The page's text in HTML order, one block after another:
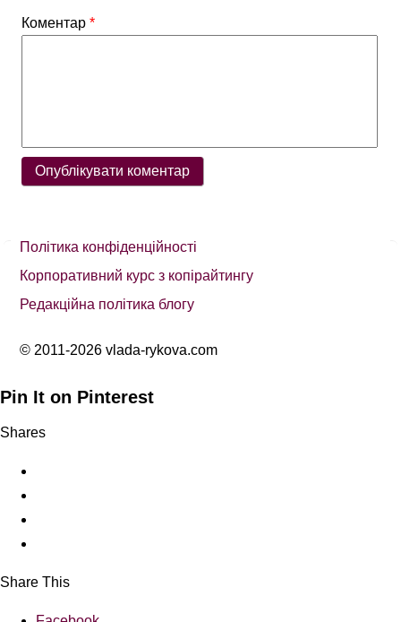
Коментар*
Політика конфіденційності
Корпоративний курс з копірайтингу
Редакційна політика блогу
© 2011-2026 vlada-rykova.com
Pin It on Pinterest
Shares
Share This